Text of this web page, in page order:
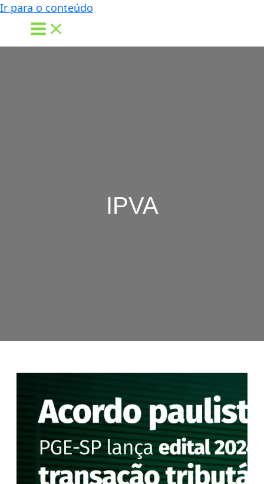
Ir para o conteúdo
IPVA